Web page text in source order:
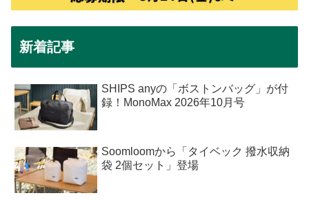
新着記事
SHIPS anyの「ボストンバッグ」が付
録！MonoMax 2026年10月号
Soomloomから「タイベック 撥水収納
袋 2個セット」登場